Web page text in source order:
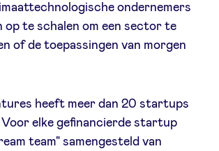
- Investeerders groep
ondernemers
op te schalen om een sector te
of de toepassingen van morgen
heeft meer dan 20 startups
elke gefinancierde startup
team" samengesteld van